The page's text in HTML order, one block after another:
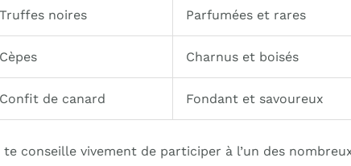
Truffes noires Parfumées et rares
Cèpes Charnus et boisés
Confit de canard Fondant et savoureux
te conseille vivement de participer à l’un des